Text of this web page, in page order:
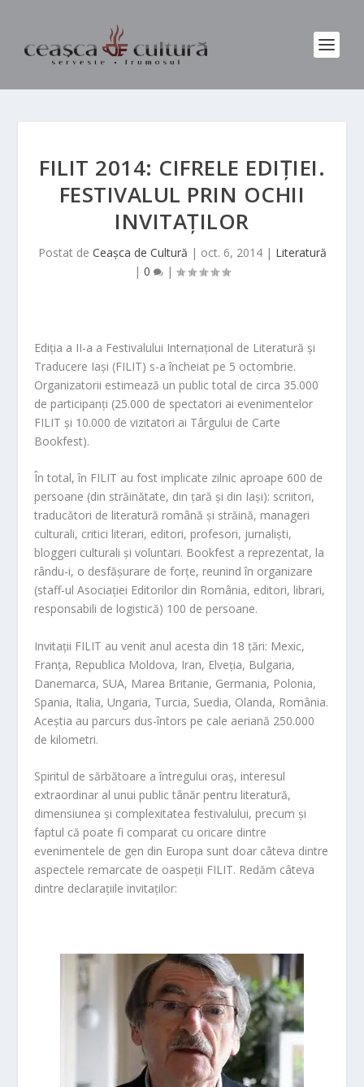
FILIT 2014: CIFRELE EDIŢIEI.
FESTIVALUL PRIN OCHII
INVITAŢILOR
Postat de Ceașca de Cultură | oct. 6, 2014| Literatură
| 0 |
Ediția a II-a a Festivalului Internațional de Literatură și
Traducere Iași (FILIT) s-a încheiat pe 5 octombrie.
Organizatorii estimează un public total de circa 35.000
de participanți (25.000 de spectatori ai evenimentelor
FILIT și 10.000 de vizitatori ai Târgului de Carte
Bookfest).
În total, în FILIT au fost implicate zilnic aproape 600 de
persoane (din străinătate, din țară și din Iași): scriitori,
traducători de literatură română și străină, manageri
culturali, critici literari, editori, profesori, jurnaliști,
bloggeri culturali și voluntari. Bookfest a reprezentat, la
rându-i, o desfășurare de forțe, reunind în organizare
(staff-ul Asociației Editorilor din România, editori, librari,
responsabili de logistică) 100 de persoane.
Invitații FILIT au venit anul acesta din 18 țări: Mexic,
Franța, Republica Moldova, Iran, Elveția, Bulgaria,
Danemarca, SUA, Marea Britanie, Germania, Polonia,
Spania, Italia, Ungaria, Turcia, Suedia, Olanda, România.
Aceștia au parcurs dus-întors pe cale aeriană 250.000
de kilometri.
Spiritul de sărbătoare a întregului oraș, interesul
extraordinar al unui public tânăr pentru literatură,
dimensiunea și complexitatea festivalului, precum și
faptul că poate fi comparat cu oricare dintre
evenimentele de gen din Europa sunt doar câteva dintre
aspectele remarcate de oaspeții FILIT. Redăm câteva
dintre declarațiile invitaților: